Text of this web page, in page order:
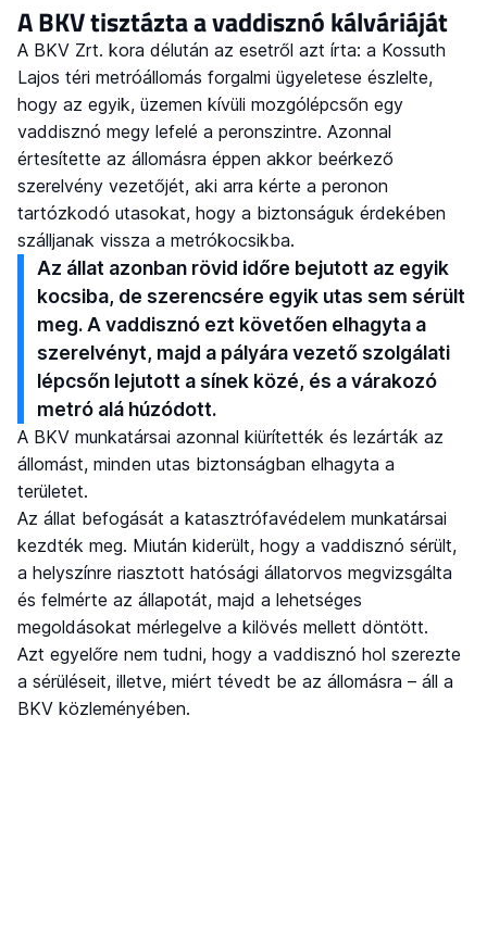
A BKV tisztázta a vaddisznó kálváriáját
A BKV Zrt. kora délután az esetről azt írta: a Kossuth
Lajos téri metróállomás forgalmi ügyeletese észlelte,
hogy az egyik, üzemen kívüli mozgólépcsőn egy
vaddisznó megy lefelé a peronszintre. Azonnal
értesítette az állomásra éppen akkor beérkező
szerelvény vezetőjét, aki arra kérte a peronon
tartózkodó utasokat, hogy a biztonságuk érdekében
szálljanak vissza a metrókocsikba.
Az állat azonban rövid időre bejutott az egyik
kocsiba, de szerencsére egyik utas sem sérült
meg. A vaddisznó ezt követően elhagyta a
szerelvényt, majd a pályára vezető szolgálati
lépcsőn lejutott a sínek közé, és a várakozó
metró alá húzódott.
A BKV munkatársai azonnal kiürítették és lezárták az
állomást, minden utas biztonságban elhagyta a
területet.
Az állat befogását a katasztrófavédelem munkatársai
kezdték meg. Miután kiderült, hogy a vaddisznó sérült,
a helyszínre riasztott hatósági állatorvos megvizsgálta
és felmérte az állapotát, majd a lehetséges
megoldásokat mérlegelve a kilövés mellett döntött.
Azt egyelőre nem tudni, hogy a vaddisznó hol szerezte
a sérüléseit, illetve, miért tévedt be az állomásra – áll a
BKV közleményében.